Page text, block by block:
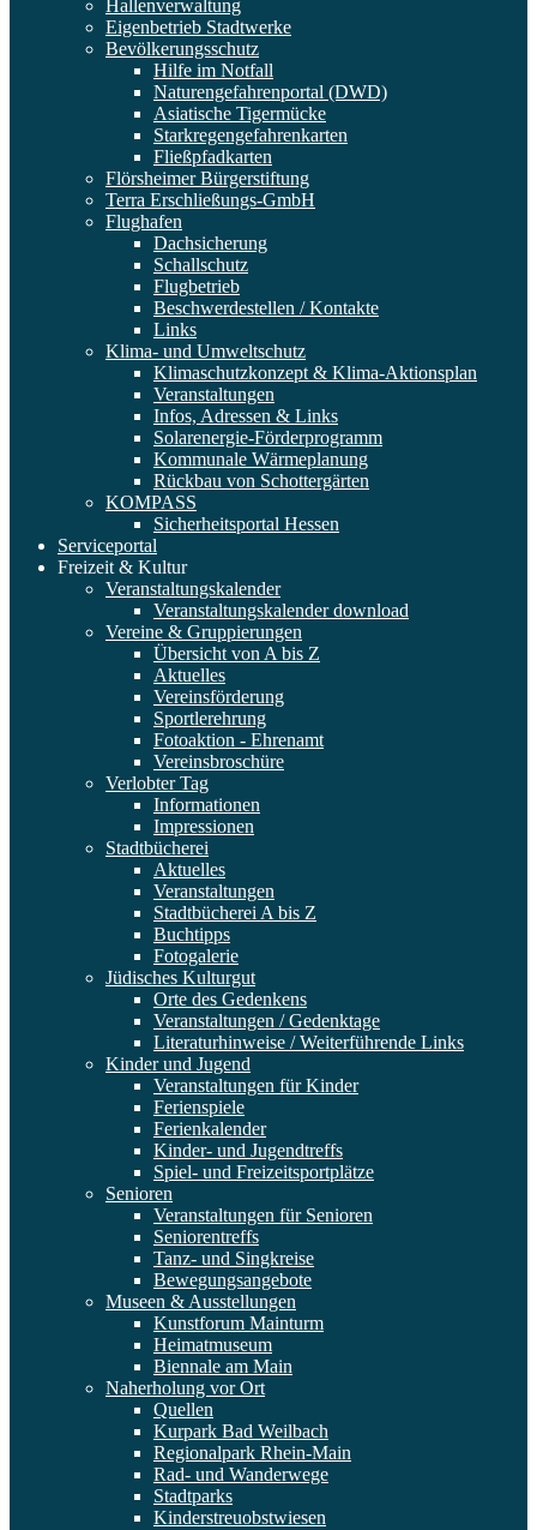
Hallenverwaltung
Eigenbetrieb Stadtwerke
Bevölkerungsschutz
Hilfe im Notfall
Naturengefahrenportal (DWD)
Asiatische Tigermücke
Starkregengefahrenkarten
Fließpfadkarten
Flörsheimer Bürgerstiftung
Terra Erschließungs-GmbH
Flughafen
Dachsicherung
Schallschutz
Flugbetrieb
Beschwerdestellen / Kontakte
Links
Klima- und Umweltschutz
Klimaschutzkonzept & Klima-Aktionsplan
Veranstaltungen
Infos, Adressen & Links
Solarenergie-Förderprogramm
Kommunale Wärmeplanung
Rückbau von Schottergärten
KOMPASS
Sicherheitsportal Hessen
Serviceportal
Freizeit & Kultur
Veranstaltungskalender
Veranstaltungskalender download
Vereine & Gruppierungen
Übersicht von A bis Z
Aktuelles
Vereinsförderung
Sportlerehrung
Fotoaktion - Ehrenamt
Vereinsbroschüre
Verlobter Tag
Informationen
Impressionen
Stadtbücherei
Aktuelles
Veranstaltungen
Stadtbücherei A bis Z
Buchtipps
Fotogalerie
Jüdisches Kulturgut
Orte des Gedenkens
Veranstaltungen / Gedenktage
Literaturhinweise / Weiterführende Links
Kinder und Jugend
Veranstaltungen für Kinder
Ferienspiele
Ferienkalender
Kinder- und Jugendtreffs
Spiel- und Freizeitsportplätze
Senioren
Veranstaltungen für Senioren
Seniorentreffs
Tanz- und Singkreise
Bewegungsangebote
Museen & Ausstellungen
Kunstforum Mainturm
Heimatmuseum
Biennale am Main
Naherholung vor Ort
Quellen
Kurpark Bad Weilbach
Regionalpark Rhein-Main
Rad- und Wanderwege
Stadtparks
Kinderstreuobstwiesen